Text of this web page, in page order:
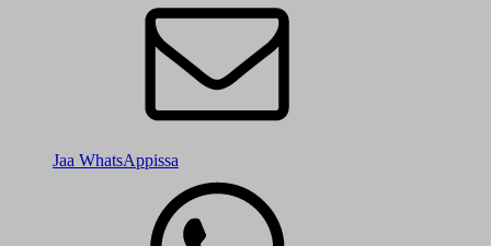
Jaa WhatsAppissa